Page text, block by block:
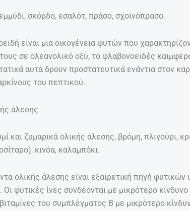
σκόρδο, εσαλότ, πράσο, σχοινόπρασο.
είναι μια οικογένεια φυτών που
σε ολεανολικό οξύ, το φλαβονοειδές
αυτά δρουν προστατευτικά ενάντια στον
του πεπτικού.
άλεσης
και ζυμαρικά ολικής άλεσης, βρόμη, πλιγούρι,
κινόα, καλαμπόκι.
ολικής άλεσης είναι εξαιρετική πηγή φυτικών
φυτικές ίνες συνδέονται με μικρότερο
του συμπλέγματος Β με μικρότερο